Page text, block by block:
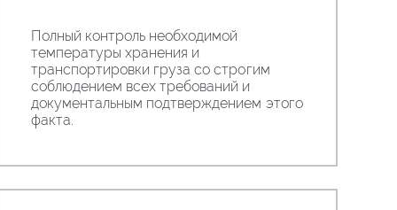
Полный контроль необходимой
температуры хранения и
транспортировки груза со строгим
соблюдением всех требований и
документальным подтверждением этого
факта.